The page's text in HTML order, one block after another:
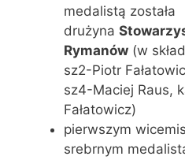
medalistą została
drużyna
Rymanów (w
sz2-Piotr
sz4-Maciej Raus,
Fałatowicz)
pierwszym
srebrnym